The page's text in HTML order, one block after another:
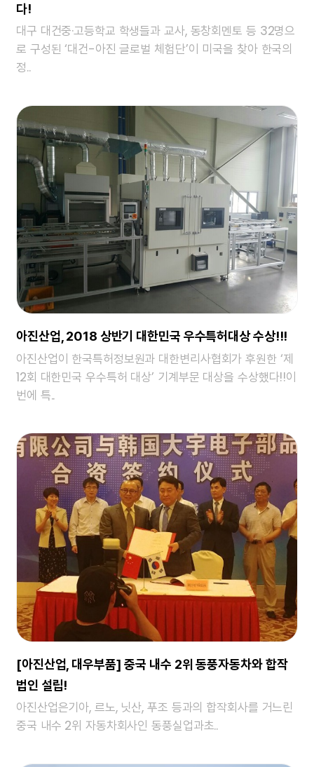
다!
대구 대건중·고등학교 학생들과 교사, 동창회멘토 등 32명으
로 구성된 ‘대건-아진 글로벌 체험단’이 미국을 찾아 한국의
정..
아진산업, 2018 상반기 대한민국 우수특허대상 수상!!!
아진산업이 한국특허정보원과 대한변리사협회가 후원한 ‘제
12회 대한민국 우수특허 대상’ 기계부문 대상을 수상했다!!이
번에 특..
[아진산업, 대우부품] 중국 내수 2위 동풍자동차와 합작
법인 설립!
아진산업은기아, 르노, 닛산, 푸조 등과의 합작회사를 거느린
중국 내수 2위 자동차회사인 동풍실업과초..